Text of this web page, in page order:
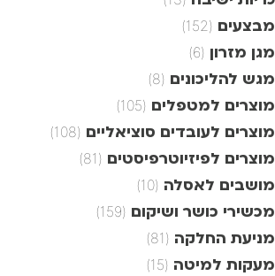
מבצעים (152)
מגן מזרון (6)
מגש להליכונים (8)
מוצרים למטפלים (105)
מוצרים לעובדים סוציאליים (108)
מוצרים לפיזיוטרפיסטים (81)
מושבים לאסלה (10)
מכשירי כושר ושיקום (159)
מניעת החלקה (81)
מעקות למיטה (15)